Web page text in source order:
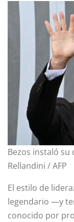
Bezos instaló
Rellandini / AFP
El estilo de
legendario —y
conocido por